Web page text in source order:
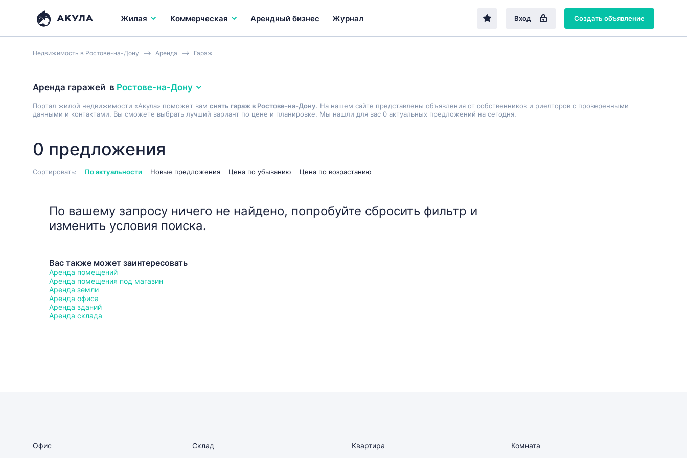
Жилая Коммерческая Арендный бизнес Журнал Вход Создать объявление
Недвижимость в Ростове-на-Дону Аренда Гараж
Аренда гаражей в Ростове-на-Дону
Портал жилой недвижимости «Акула» поможет вам снять гараж в Ростове-на-Дону. На нашем сайте представлены объявления от собственников и риелторов с проверенными
данными и контактами. Вы сможете выбрать лучший вариант по цене и планировке. Мы нашли для вас 0 актуальных предложений на сегодня.
0 предложения
Сортировать: По актуальности Новые предложения Цена по убыванию Цена по возрастанию
По вашему запросу ничего не найдено, попробуйте сбросить фильтр и
изменить условия поиска.
Вас также может заинтересовать
Аренда помещений
Аренда помещения под магазин
Аренда земли
Аренда офиса
Аренда зданий
Аренда склада
Офис Склад Квартира
Комната